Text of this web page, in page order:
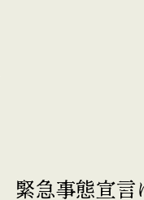
緊急事態宣言